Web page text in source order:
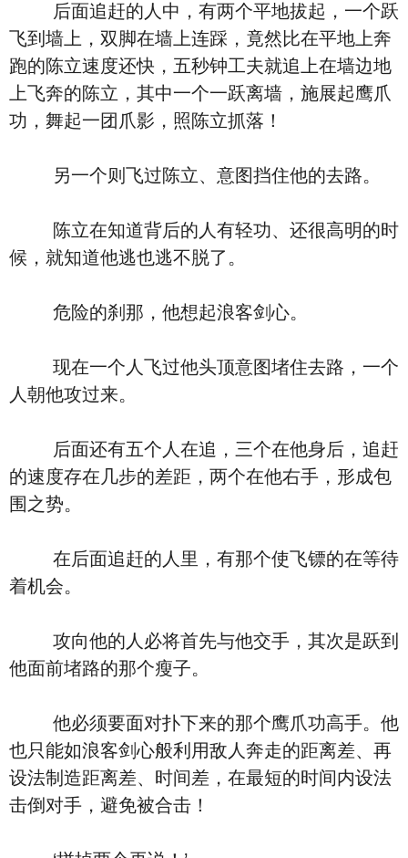
后面追赶的人中，有两个平地拔起，一个跃
飞到墙上，双脚在墙上连踩，竟然比在平地上奔
跑的陈立速度还快，五秒钟工夫就追上在墙边地
上飞奔的陈立，其中一个一跃离墙，施展起鹰爪
功，舞起一团爪影，照陈立抓落！
另一个则飞过陈立、意图挡住他的去路。
陈立在知道背后的人有轻功、还很高明的时
候，就知道他逃也逃不脱了。
危险的刹那，他想起浪客剑心。
现在一个人飞过他头顶意图堵住去路，一个
人朝他攻过来。
后面还有五个人在追，三个在他身后，追赶
的速度存在几步的差距，两个在他右手，形成包
围之势。
在后面追赶的人里，有那个使飞镖的在等待
着机会。
攻向他的人必将首先与他交手，其次是跃到
他面前堵路的那个瘦子。
他必须要面对扑下来的那个鹰爪功高手。他
也只能如浪客剑心般利用敌人奔走的距离差、再
设法制造距离差、时间差，在最短的时间内设法
击倒对手，避免被合击！